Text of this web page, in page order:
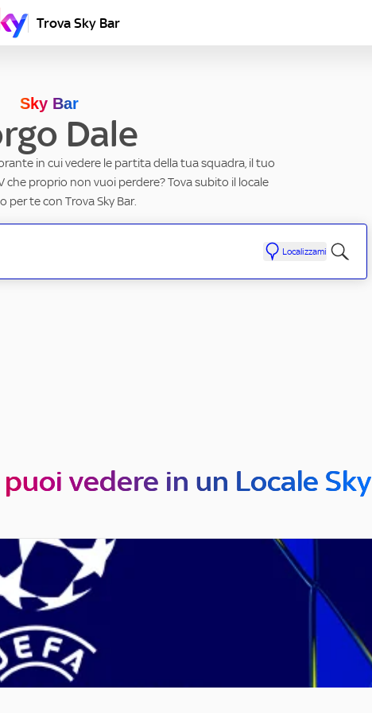
Trova Sky Bar
Sky Bar
Dale
in cui vedere le partita della tua squadra, il tuo
proprio non vuoi perdere? Tova subito il locale
per te con Trova Sky Bar.
Localizzami
vedere in un Locale Sky